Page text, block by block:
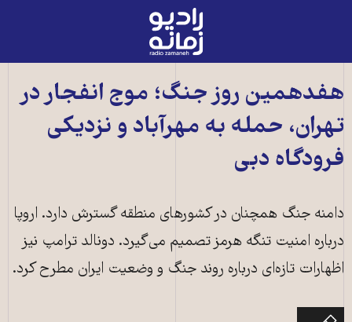
رادیو
زمانه
صفحه
اصلی
هفدهمین روز جنگ؛ موج انفجار در
تهران، حمله به مهرآباد و نزدیکی
فرودگاه دبی
دامنه جنگ همچنان در کشورهای منطقه گسترش دارد. اروپا
درباره امنیت تنگه هرمز تصمیم می‌گیرد. دونالد ترامپ نیز
اظهارات تازه‌ای درباره روند جنگ و وضعیت ایران مطرح کرد.